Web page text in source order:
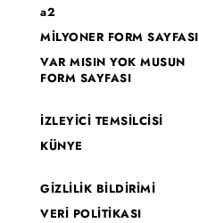
a2
MİLYONER FORM SAYFASI
VAR MISIN YOK MUSUN
FORM SAYFASI
İZLEYİCİ TEMSİLCİSİ
KÜNYE
GİZLİLİK BİLDİRİMİ
VERİ POLİTİKASI